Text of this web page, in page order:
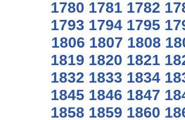
1780 1781 1782
1793 1794 1795
1806 1807 1808
1819 1820 1821
1832 1833 1834
1845 1846 1847
1858 1859 1860